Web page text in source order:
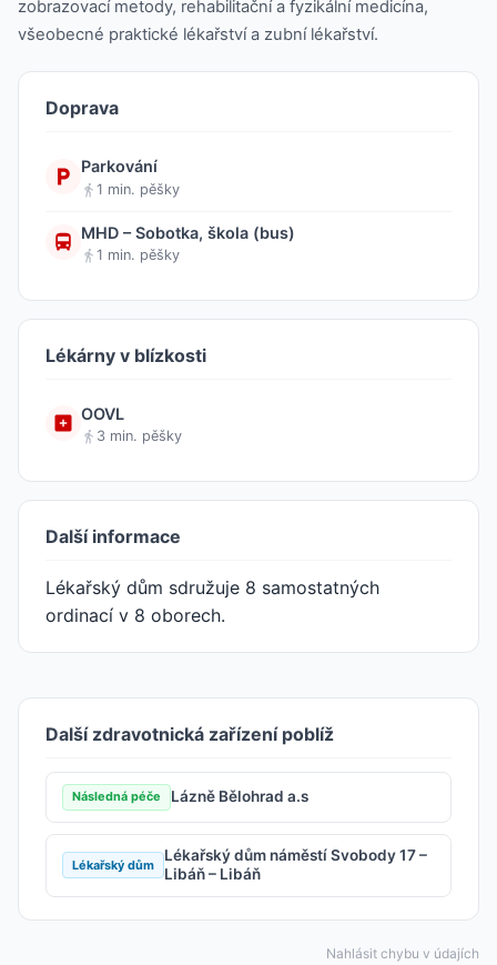
zobrazovací metody, rehabilitační a fyzikální medicína,
všeobecné praktické lékařství a zubní lékařství.
Doprava
Parkování
1 min. pěšky
MHD – Sobotka, škola (bus)
1 min. pěšky
Lékárny v blízkosti
OOVL
3 min. pěšky
Další informace
Lékařský dům sdružuje 8 samostatných
ordinací v 8 oborech.
Další zdravotnická zařízení poblíž
Následná péče Lázně Bělohrad a.s
Lékařský dům
Lékařský dům náměstí Svobody 17 –
Libáň – Libáň
Nahlásit chybu v údajích